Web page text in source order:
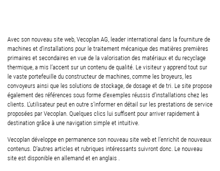
Avec son nouveau site web, Vecoplan AG, leader international dans la fourniture de
machines et d’installations pour le traitement mécanique des matières premières
primaires et secondaires en vue de la valorisation des matériaux et du recyclage
thermique, a mis l’accent sur un contenu de qualité. Le visiteur y apprend tout sur
le vaste portefeuille du constructeur de machines, comme les broyeurs, les
convoyeurs ainsi que les solutions de stockage, de dosage et de tri. Le site propose
également des références sous forme d’exemples réussis d’installations chez les
clients. L’utilisateur peut en outre s’informer en détail sur les prestations de service
proposées par Vecoplan. Quelques clics lui suffisent pour arriver rapidement à
destination grâce à une navigation simple et intuitive.
Vecoplan développe en permanence son nouveau site web et l’enrichit de nouveaux
contenus. D’autres articles et rubriques intéressants suivront donc. Le nouveau
site est disponible en allemand et en anglais .